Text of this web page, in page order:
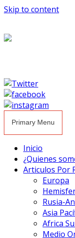
Skip to content
Primary Menu
Inicio
¿Quienes
Articulos Por
Europa
Rusia-
Asia
Africa
Medio